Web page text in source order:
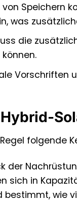
Speichern
was
die
Vorschriften
folgende
der
in
wie